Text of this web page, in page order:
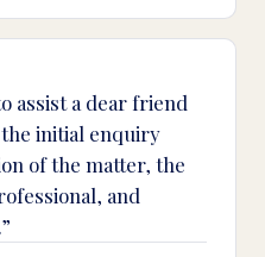
assist a dear friend
initial enquiry
of the matter, the
and